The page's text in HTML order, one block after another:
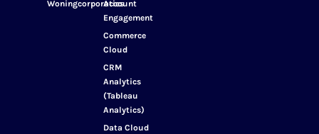
Woningcorporaties
Account
Engagement
Commerce
Cloud
CRM
Analytics
(Tableau
Analytics)
Data Cloud